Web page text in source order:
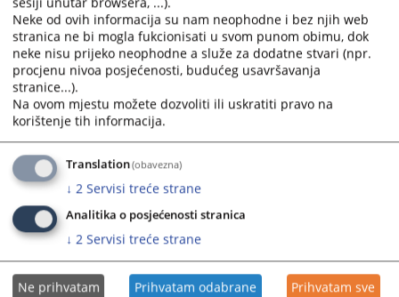
Вијест доступна још на: Bosanski jezik
115ПРЕГЛЕДА
Neke od ovih informacija su nam neophodne i bez njih web
stranica ne bi mogla fukcionisati u svom punom obimu, dok
neke nisu prijeko neophodne a služe za dodatne stvari (npr.
procjenu nivoa posjećenosti, budućeg usavršavanja
stranice...).
Na ovom mjestu možete dozvoliti ili uskratiti pravo na
korištenje tih informacija.
Translation(obavezna)
↓ 2 Servisi treće strane
Analitika o posjećenosti stranica
↓ 2 Servisi treće strane
Ne prihvatam Prihvatam odabrane Prihvatam sve